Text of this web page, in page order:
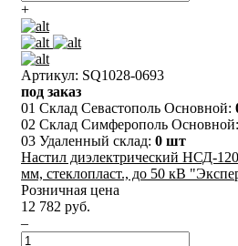
+
Артикул: SQ1028-0693
под заказ
01 Склад Севастополь Основной:
02 Склад Симферополь Основной:
03 Удаленный склад: 0 шт
Настил диэлектрический НСД-
мм, стеклопласт., до 50 кВ
Розничная цена
12 782 руб.
–